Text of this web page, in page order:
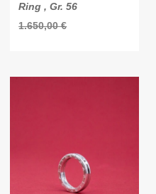
Ring , Gr. 56
1.650,00€